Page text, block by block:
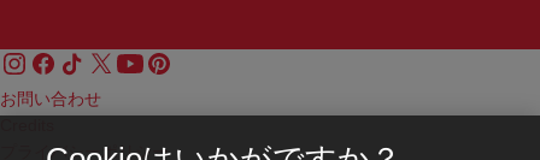
お問い合わせ
プライバシーポリシー